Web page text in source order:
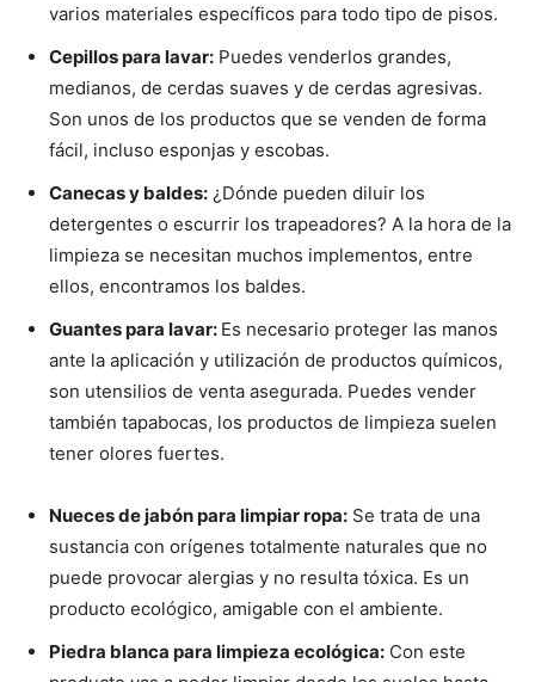
varios materiales específicos para todo tipo de pisos.
Cepillos para lavar: Puedes venderlos grandes,
medianos, de cerdas suaves y de cerdas agresivas.
Son unos de los productos que se venden de forma
fácil, incluso esponjas y escobas.
Canecas y baldes: ¿Dónde pueden diluir los
detergentes o escurrir los trapeadores? A la hora de la
limpieza se necesitan muchos implementos, entre
ellos, encontramos los baldes.
Guantes para lavar: Es necesario proteger las manos
ante la aplicación y utilización de productos químicos,
son utensilios de venta asegurada. Puedes vender
también tapabocas, los productos de limpieza suelen
tener olores fuertes.
Nueces de jabón para limpiar ropa: Se trata de una
sustancia con orígenes totalmente naturales que no
puede provocar alergias y no resulta tóxica. Es un
producto ecológico, amigable con el ambiente.
Piedra blanca para limpieza ecológica: Con este